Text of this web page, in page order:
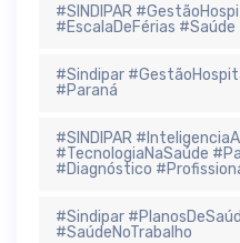
#SINDIPAR
#EscalaDeFérias
#Sindipar
#Paraná
#SINDIPAR
#TecnologiaNaSaúde
#Diagnóstico
#Sindipar
#SaúdeNoTrabalho